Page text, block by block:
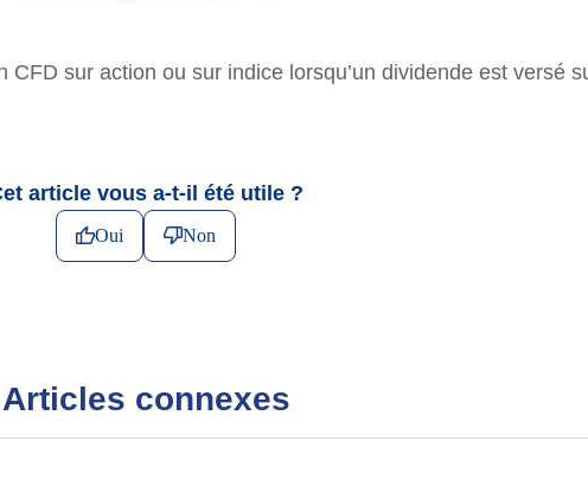
sur action ou sur indice lorsqu’un dividende est versé
article vous a-t-il été utile ?
Oui Non
Articles connexes